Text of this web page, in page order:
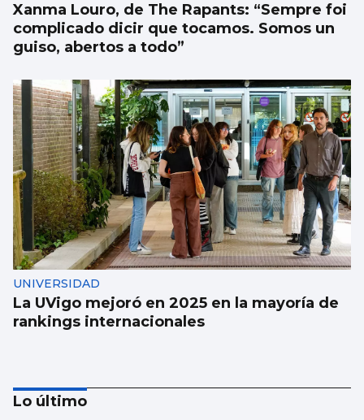
Xanma Louro, de The Rapants: “Sempre foi
complicado dicir que tocamos. Somos un
guiso, abertos a todo”
UNIVERSIDAD
La UVigo mejoró en 2025 en la mayoría de
rankings internacionales
Lo último